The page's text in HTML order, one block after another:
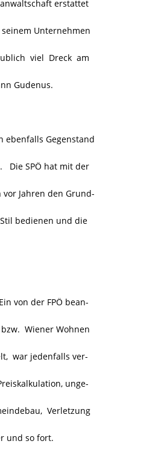
erstattet
Unternehmen
viel Dreck am
Gudenus.
ebenfalls Gegenstand
SPÖ hat mit der
Jahren den Grund-
bedienen und die
von der FPÖ bean-
Wiener Wohnen
war jedenfalls ver-
unge-
Verletzung
und so fort.